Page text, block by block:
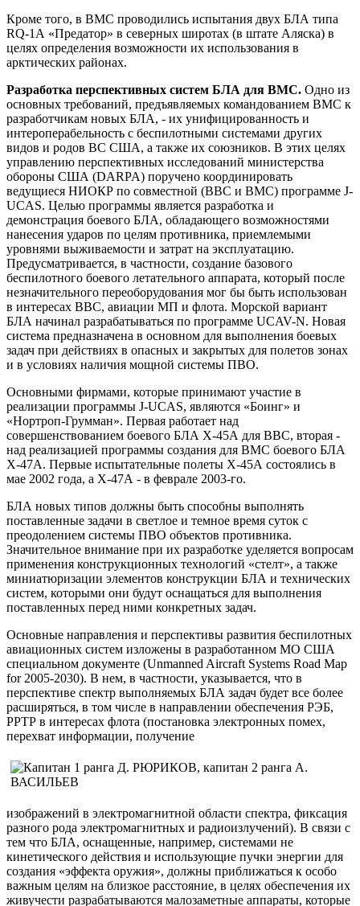
Кроме того, в ВМС проводились испытания двух БЛА типа
RQ-1А «Предатор» в северных широтах (в штате Аляска) в
целях определения возможности их использования в
арктических районах.
Разработка перспективных систем БЛА для ВМС. Одно из
основных требований, предъявляемых командованием ВМС к
разработчикам новых БЛА, - их унифицированность и
интероперабельность с беспилотными системами других
видов и родов ВС США, а также их союзников. В этих целях
управлению перспективных исследований министерства
обороны США (DARPA) поручено координировать
ведущиеся НИОКР по совместной (ВВС и ВМС) программе J-
UCAS. Целью программы является разработка и
демонстрация боевого БЛА, обладающего возможностями
нанесения ударов по целям противника, приемлемыми
уровнями выживаемости и затрат на эксплуатацию.
Предусматривается, в частности, создание базового
беспилотного боевого летательного аппарата, который после
незначительного переоборудования мог бы быть использован
в интересах ВВС, авиации МП и флота. Морской вариант
БЛА начинал разрабатываться по программе UCAV-N. Новая
система предназначена в основном для выполнения боевых
задач при действиях в опасных и закрытых для полетов зонах
и в условиях наличия мощной системы ПВО.
Основными фирмами, которые принимают участие в
реализации программы J-UCAS, являются «Боинг» и
«Нортроп-Грумман». Первая работает над
совершенствованием боевого БЛА Х-45А для ВВС, вторая -
над реализацией программы создания для ВМС боевого БЛА
Х-47А. Первые испытательные полеты Х-45А состоялись в
мае 2002 года, а Х-47А - в феврале 2003-го.
БЛА новых типов должны быть способны выполнять
поставленные задачи в светлое и темное время суток с
преодолением системы ПВО объектов противника.
Значительное внимание при их разработке уделяется вопросам
применения конструкционных технологий «стелт», а также
миниатюризации элементов конструкции БЛА и технических
систем, которыми они будут оснащаться для выполнения
поставленных перед ними конкретных задач.
Основные направления и перспективы развития беспилотных
авиационных систем изложены в разработанном МО США
специальном документе (Unmanned Aircraft Systems Road Map
for 2005-2030). В нем, в частности, указывается, что в
перспективе спектр выполняемых БЛА задач будет все более
расширяться, в том числе в направлении обеспечения РЭБ,
РРТР в интересах флота (постановка электронных помех,
перехват информации, получение
изображений в электромагнитной области спектра, фиксация
разного рода электромагнитных и радиоизлучений). В связи с
тем что БЛА, оснащенные, например, системами не
кинетического действия и использующие пучки энергии для
создания «эффекта оружия», должны приближаться к особо
важным целям на близкое расстояние, в целях обеспечения их
живучести разрабатываются малозаметные аппараты, которые